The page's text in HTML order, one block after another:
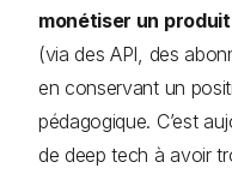
monétiser un
(via des API, des
en conservant un
pédagogique. C’est
de deep tech à avoir